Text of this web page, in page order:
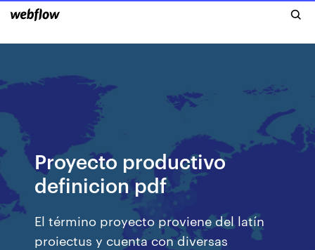
Proyecto productivo
definicion pdf
El término proyecto proviene del latín
proiectus y cuenta con diversas